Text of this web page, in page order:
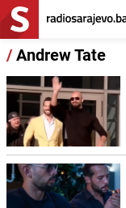
/Andrew Tate